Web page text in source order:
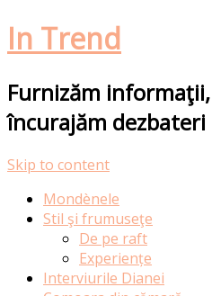
In Trend
Furnizăm
încurajăm dezbateri
Skip to content
Mondènele
Stil şi frumuseţe
De pe raft
Experiențe
Interviurile Dianei